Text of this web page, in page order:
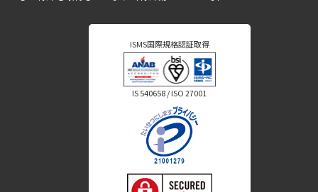
ISMS国際規格認証取得
IS 540658 / ISO 27001